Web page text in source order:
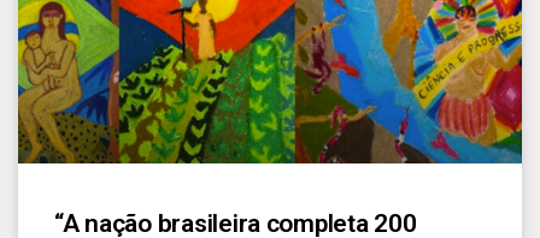
“A nação brasileira completa 200